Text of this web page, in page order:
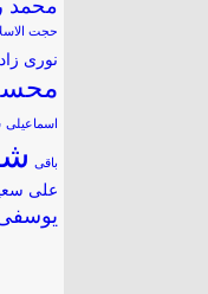
محمد
حجت
نوری
اسماعیلی
باقی
علی